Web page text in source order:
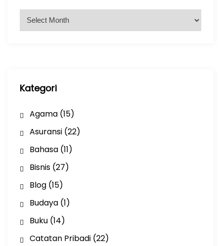
Kategori
Agama(15)
Asuransi(22)
Bahasa(11)
Bisnis(27)
Blog(15)
Budaya(1)
Buku(14)
Catatan Pribadi(22)